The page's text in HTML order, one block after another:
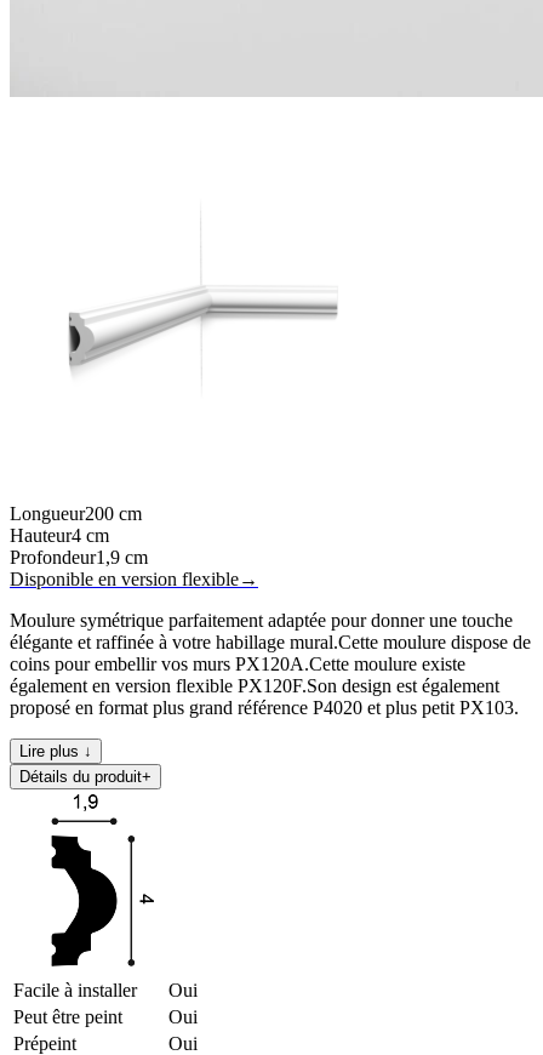
Longueur200 cm
Hauteur4 cm
Profondeur1,9 cm
Disponible en version flexible→
Moulure symétrique parfaitement adaptée pour donner une touche
élégante et raffinée à votre habillage mural.Cette moulure dispose de
coins pour embellir vos murs PX120A.Cette moulure existe
également en version flexible PX120F.Son design est également
proposé en format plus grand référence P4020 et plus petit PX103.
Lire plus ↓
Détails du produit+
Facile à installer
Oui
Peut être peint
Oui
Prépeint
Oui